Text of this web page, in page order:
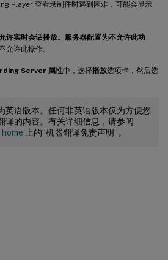
Player 查看录制件时遇到困难，可能会显示
许实时会话播放。服务器配置为不允许此功
允许此操作。
Server 属性中，选择播放选项卡，然后选
英语版本。任何非英语版本仅为方便您
译的内容。有关详细信息，请参阅
上的“机器翻译免责声明”。